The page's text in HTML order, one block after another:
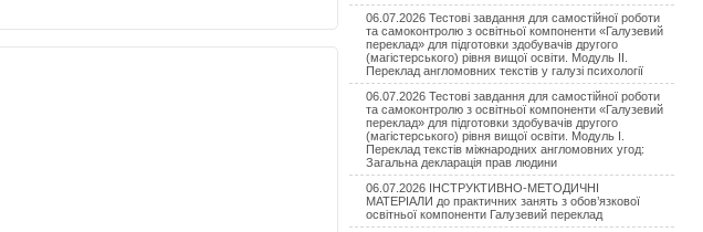
06.07.2026 Тестові завдання для самостійної роботи
та самоконтролю з освітньої компоненти «Галузевий
переклад» для підготовки здобувачів другого
(магістерського) рівня вищої освіти. Модуль II.
Переклад англомовних текстів у галузі психології
06.07.2026 Тестові завдання для самостійної роботи
та самоконтролю з освітньої компоненти «Галузевий
переклад» для підготовки здобувачів другого
(магістерського) рівня вищої освіти. Модуль І.
Переклад текстів міжнародних англомовних угод:
Загальна декларація прав людини
06.07.2026 ІНСТРУКТИВНО-МЕТОДИЧНІ
МАТЕРІАЛИ до практичних занять з обов’язкової
освітньої компоненти Галузевий переклад